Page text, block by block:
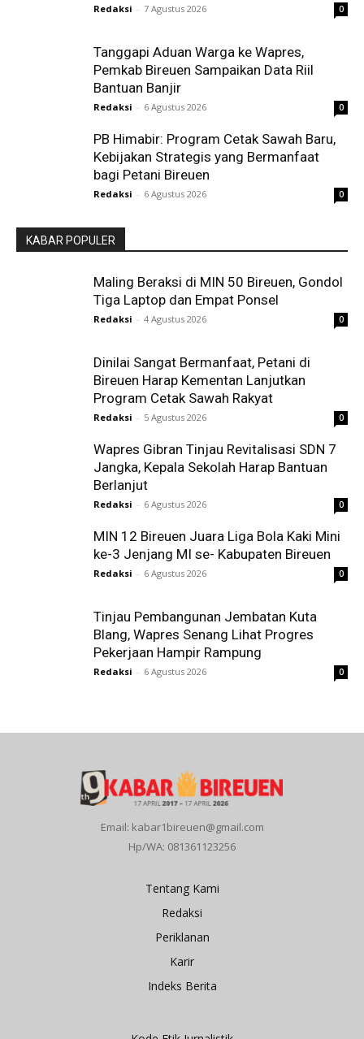
Redaksi - 7 Agustus 2026 0
Tanggapi Aduan Warga ke Wapres,
Pemkab Bireuen Sampaikan Data Riil
Bantuan Banjir
Redaksi - 6 Agustus 2026 0
PB Himabir: Program Cetak Sawah Baru,
Kebijakan Strategis yang Bermanfaat
bagi Petani Bireuen
Redaksi - 6 Agustus 2026 0
KABAR POPULER
Maling Beraksi di MIN 50 Bireuen, Gondol
Tiga Laptop dan Empat Ponsel
Redaksi - 4 Agustus 2026 0
Dinilai Sangat Bermanfaat, Petani di
Bireuen Harap Kementan Lanjutkan
Program Cetak Sawah Rakyat
Redaksi - 5 Agustus 2026 0
Wapres Gibran Tinjau Revitalisasi SDN 7
Jangka, Kepala Sekolah Harap Bantuan
Berlanjut
Redaksi - 6 Agustus 2026 0
MIN 12 Bireuen Juara Liga Bola Kaki Mini
ke-3 Jenjang MI se- Kabupaten Bireuen
Redaksi - 6 Agustus 2026 0
Tinjau Pembangunan Jembatan Kuta
Blang, Wapres Senang Lihat Progres
Pekerjaan Hampir Rampung
Redaksi - 6 Agustus 2026 0
Email: kabar1bireuen@gmail.com
Hp/WA: 081361123256
Tentang Kami
Redaksi
Periklanan
Karir
Indeks Berita